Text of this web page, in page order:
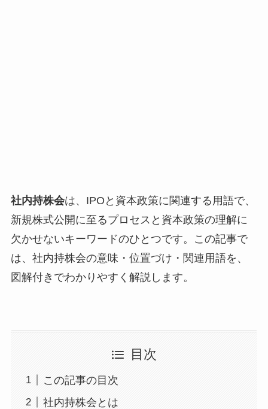
社内持株会は、IPOと資本政策に関連する用語で、
新規株式公開に至るプロセスと資本政策の理解に
欠かせないキーワードのひとつです。この記事で
は、社内持株会の意味・位置づけ・関連用語を、
図解付きでわかりやすく解説します。
目次
この記事の目次
社内持株会とは